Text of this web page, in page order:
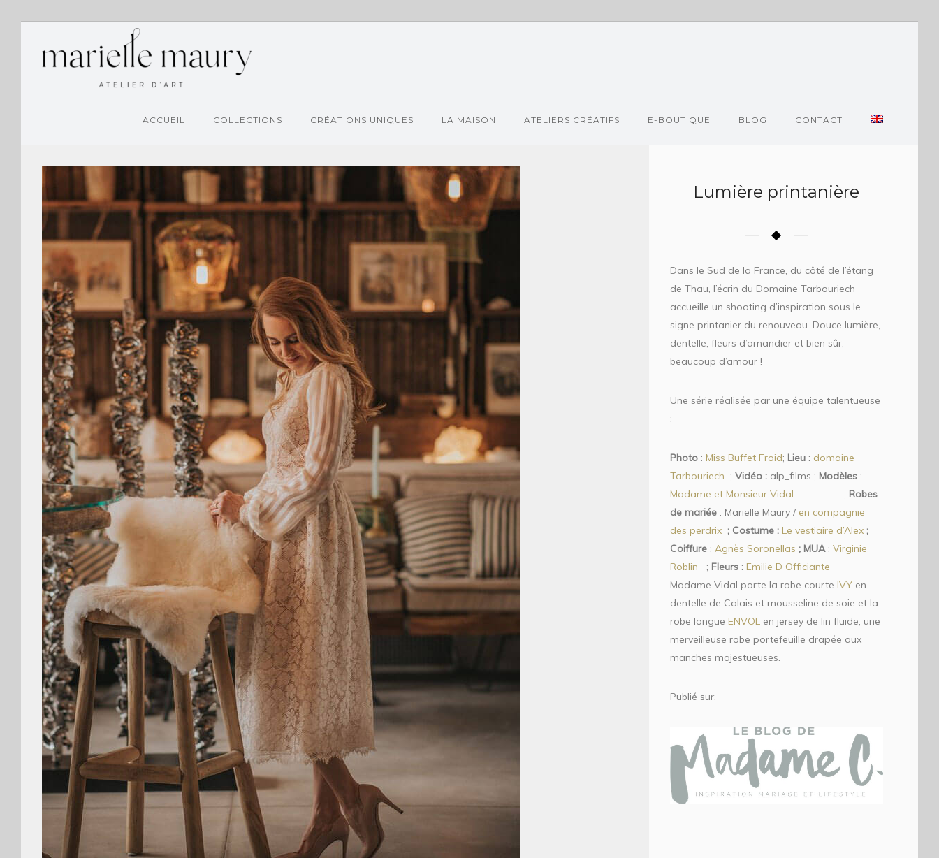
ACCUEIL COLLECTIONS CRÉATIONS UNIQUES LA MAISON ATELIERS CRÉATIFS E-BOUTIQUE BLOG CONTACT
Lumière printanière
Dans le Sud de la France, du côté de l’étang
de Thau, l’écrin du Domaine Tarbouriech
accueille un shooting d’inspiration sous le
signe printanier du renouveau. Douce lumière,
dentelle, fleurs d’amandier et bien sûr,
beaucoup d’amour !
Une série réalisée par une équipe talentueuse
:
Photo: Miss Buffet Froid; Lieu : domaine
Tarbouriech ; Vidéo :alp_films ; Modèles:
Madame et Monsieur Vidal
; Robes
de mariée: Marielle Maury / en compagnie
des perdrix; Costume : Le vestiaire d’Alex ;
Coiffure: Agnès Soronellas ; MUA: Virginie
Roblin
; Fleurs : Emilie D Officiante
Madame Vidal porte la robe courte IVYen
dentelle de Calais et mousseline de soie et la
robe longue ENVOLen jersey de lin fluide, une
merveilleuse robe portefeuille drapée aux
manches majestueuses.
Publié sur: